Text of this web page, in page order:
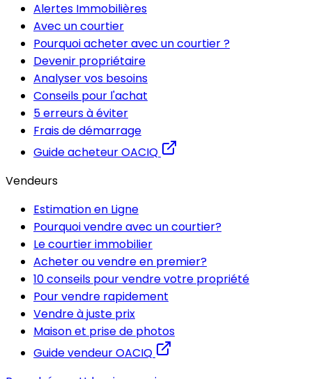
Alertes Immobilières
Avec un courtier
Pourquoi acheter avec un courtier ?
Devenir propriétaire
Analyser vos besoins
Conseils pour l'achat
5 erreurs à éviter
Frais de démarrage
Guide acheteur OACIQ
Vendeurs
Estimation en Ligne
Pourquoi vendre avec un courtier?
Le courtier immobilier
Acheter ou vendre en premier?
10 conseils pour vendre votre propriété
Pour vendre rapidement
Vendre à juste prix
Maison et prise de photos
Guide vendeur OACIQ